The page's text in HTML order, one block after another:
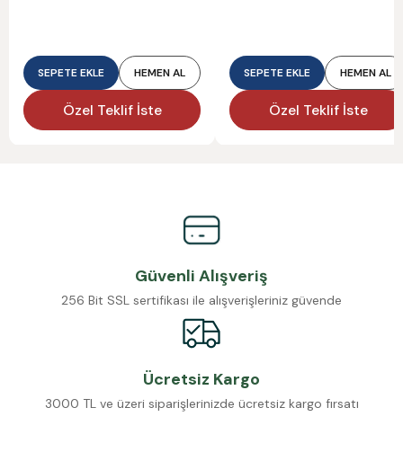
SEPETE EKLE HEMEN AL
Özel Teklif İste
SEPETE EKLE HEMEN AL
Özel Teklif İste
Güvenli Alışveriş
256 Bit SSL sertifikası ile alışverişleriniz güvende
Ücretsiz Kargo
3000 TL ve üzeri siparişlerinizde ücretsiz kargo fırsatı